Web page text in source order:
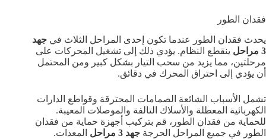
فقدان الطور
يحدث فقدان الطور عندما تكون إحدى المراحل الثلاث في جهد
3 مراحل
ينقطع النظام. يؤدي ذلك إلى تشغيل المحركات على
مرحلتين، مما يزيد من سحب التيار بشكل كبير ومن المحتمل
أن يؤدي إلى احتراق المحرك في دقائق.
تشمل الأسباب الشائعة الصمامات المحترقة وقواطع الدارات
الكهربائية المعطلة والأسلاك التالفة والموصلات المعيبة.
للحماية من فقدان الطور، قم بتركيب أجهزة حماية من فقدان
الطور في جميع المراحل الحرجة جهد 3 مراحل المعدات.